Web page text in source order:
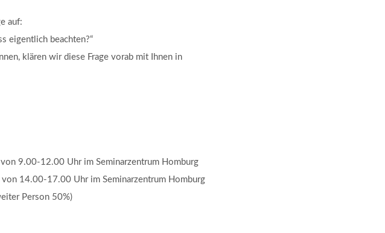
auf:
eigentlich beachten?“
klären wir diese Frage vorab mit Ihnen in
9.00-12.00 Uhr im Seminarzentrum Homburg
14.00-17.00 Uhr im Seminarzentrum Homburg
Person 50%)